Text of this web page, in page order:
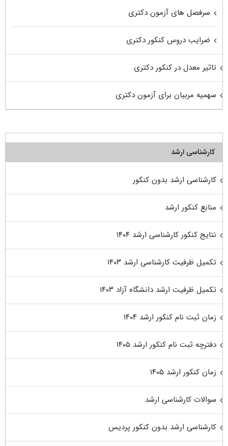
سرفصل های آزمون دکتری
ضرایب دروس کنکور دکتری
تاثیر معدل در کنکور دکتری
سهمیه مربیان برای آزمون دکتری
کارشناسی ارشد
کارشناسی ارشد بدون کنکور
منابع کنکور ارشد
نتایج کنکور کارشناسی ارشد ۱۴۰۴
تکمیل ظرفیت کارشناسی ارشد ۱۴۰۳
تکمیل ظرفیت ارشد دانشگاه آزاد ۱۴۰۳
زمان ثبت نام کنکور ارشد ۱۴۰۴
دفترچه ثبت نام کنکور ارشد ۱۴۰۵
زمان کنکور ارشد ۱۴۰۵
سوالات کارشناسی ارشد
کارشناسی ارشد بدون کنکور پردیس